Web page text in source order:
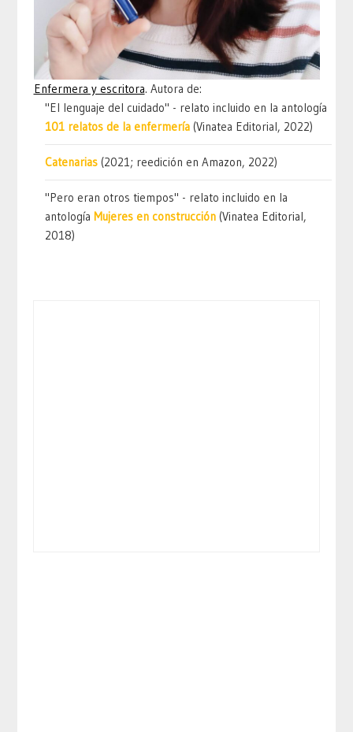
Enfermera y escritora. Autora de:
"El lenguaje del cuidado" - relato incluido en la antología
101 relatos de la enfermería (Vinatea Editorial, 2022)
Catenarias (2021; reedición en Amazon, 2022)
"Pero eran otros tiempos" - relato incluido en la
antologíaMujeres en construcción (Vinatea Editorial,
2018)